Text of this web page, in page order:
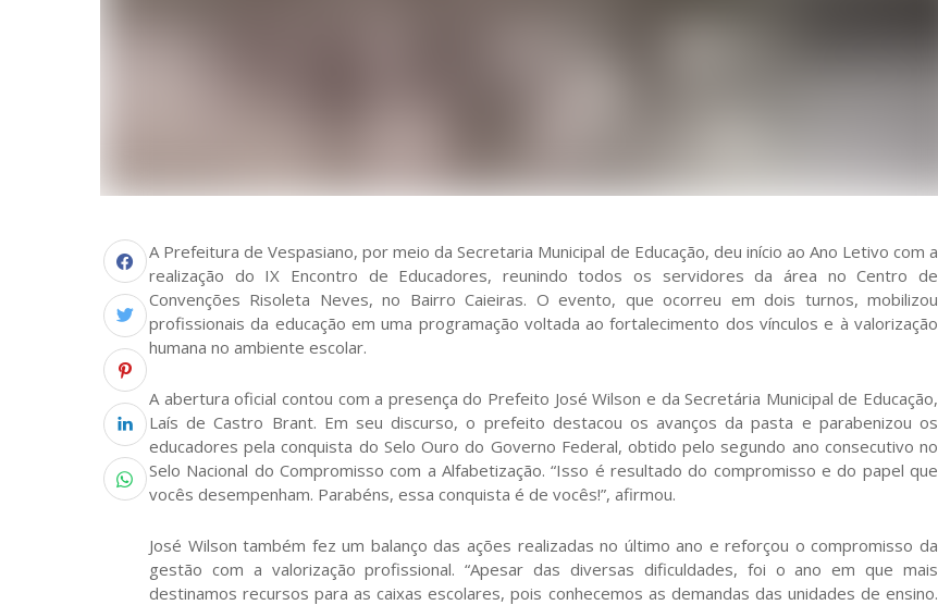
A Prefeitura de Vespasiano, por meio da Secretaria Municipal de Educação, deu início ao Ano Letivo com a
realização do IX Encontro de Educadores, reunindo todos os servidores da área no Centro de
Convenções Risoleta Neves, no Bairro Caieiras. O evento, que ocorreu em dois turnos, mobilizou
profissionais da educação em uma programação voltada ao fortalecimento dos vínculos e à valorização
humana no ambiente escolar.
A abertura oficial contou com a presença do Prefeito José Wilson e da Secretária Municipal de Educação,
Laís de Castro Brant. Em seu discurso, o prefeito destacou os avanços da pasta e parabenizou os
educadores pela conquista do Selo Ouro do Governo Federal, obtido pelo segundo ano consecutivo no
Selo Nacional do Compromisso com a Alfabetização. “Isso é resultado do compromisso e do papel que
vocês desempenham. Parabéns, essa conquista é de vocês!”, afirmou.
José Wilson também fez um balanço das ações realizadas no último ano e reforçou o compromisso da
gestão com a valorização profissional. “Apesar das diversas dificuldades, foi o ano em que mais
destinamos recursos para as caixas escolares, pois conhecemos as demandas das unidades de ensino.